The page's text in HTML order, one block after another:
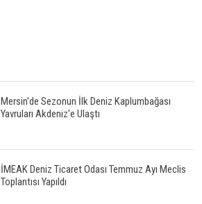
Mersin'de Sezonun İlk Deniz Kaplumbağası
Yavruları Akdeniz'e Ulaştı
İMEAK Deniz Ticaret Odası Temmuz Ayı Meclis
Toplantısı Yapıldı